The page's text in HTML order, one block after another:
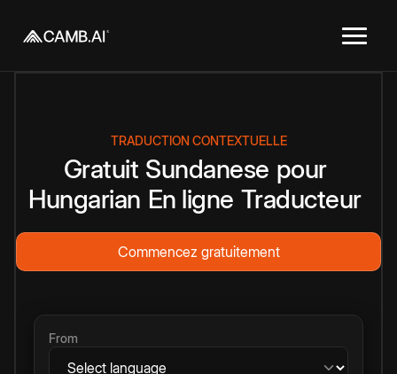
TRADUCTION CONTEXTUELLE
Gratuit Sundanese pour
Hungarian En ligne Traducteur
Commencez gratuitement
From